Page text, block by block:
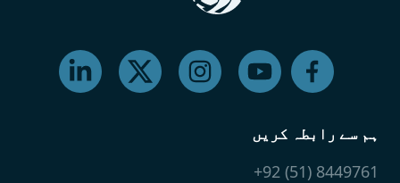
ہم سے رابطہ کریں
8449761 (51) 92+